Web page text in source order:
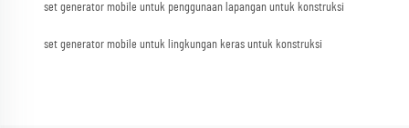
set generator mobile untuk penggunaan lapangan untuk konstruksi
set generator mobile untuk lingkungan keras untuk konstruksi